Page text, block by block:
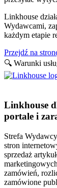
Linkhouse
Wydawcami,
każdym etapie
Przejdź na
🔍 Warunki
Linkhouse
portale i
Strefa
stron
sprzedaż
zamówień,
zamówione